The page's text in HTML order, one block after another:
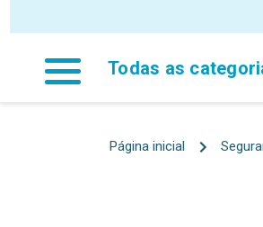
Todas as
Página inicial